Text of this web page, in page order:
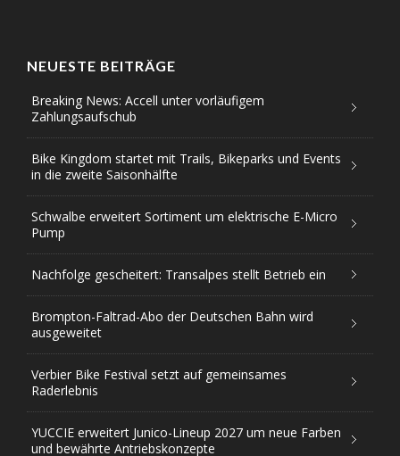
NEUESTE BEITRÄGE
Breaking News: Accell unter vorläufigem
Zahlungsaufschub
Bike Kingdom startet mit Trails, Bikeparks und Events
in die zweite Saisonhälfte
Schwalbe erweitert Sortiment um elektrische E-Micro
Pump
Nachfolge gescheitert: Transalpes stellt Betrieb ein
Brompton-Faltrad-Abo der Deutschen Bahn wird
ausgeweitet
Verbier Bike Festival setzt auf gemeinsames
Raderlebnis
YUCCIE erweitert Junico-Lineup 2027 um neue Farben
und bewährte Antriebskonzepte